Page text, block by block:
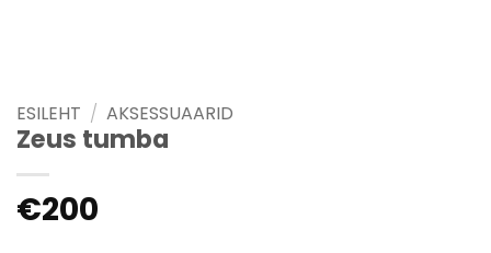
ESILEHT / AKSESSUAARID
Zeus tumba
€200